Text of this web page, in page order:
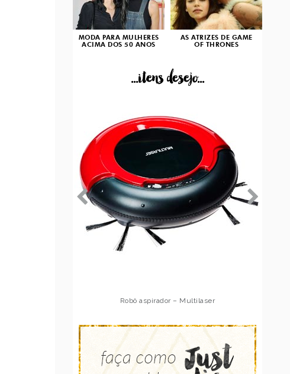
MODA PARA MULHERES
ACIMA DOS 50 ANOS
AS ATRIZES DE GAME
OF THRONES
...itens desejo...
Robô aspirador – Multilaser